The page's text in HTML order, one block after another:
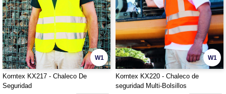
W1
Korntex KX217 - Chaleco De
Seguridad
W1
Korntex KX220 - Chaleco de
seguridad Multi-Bolsillos